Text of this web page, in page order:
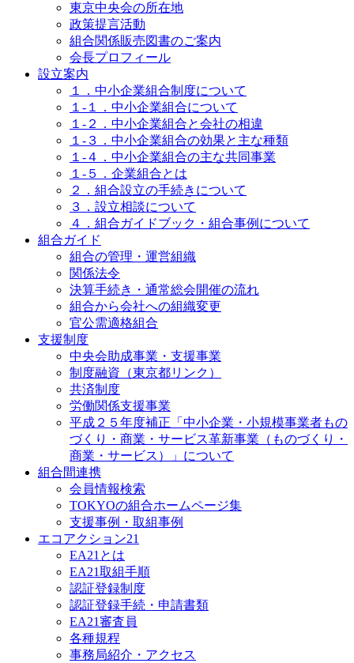
東京中央会の所在地
政策提言活動
組合関係販売図書のご案内
会長プロフィール
設立案内
１．中小企業組合制度について
１-１．中小企業組合について
１-２．中小企業組合と会社の相違
１-３．中小企業組合の効果と主な種類
１-４．中小企業組合の主な共同事業
１-５．企業組合とは
２．組合設立の手続きについて
３．設立相談について
４．組合ガイドブック・組合事例について
組合ガイド
組合の管理・運営組織
関係法令
決算手続き・通常総会開催の流れ
組合から会社への組織変更
官公需適格組合
支援制度
中央会助成事業・支援事業
制度融資（東京都リンク）
共済制度
労働関係支援事業
平成２５年度補正「中小企業・小規模事業者もの
づくり・商業・サービス革新事業（ものづくり・
商業・サービス）」について
組合間連携
会員情報検索
TOKYOの組合ホームページ集
支援事例・取組事例
エコアクション21
EA21とは
EA21取組手順
認証登録制度
認証登録手続・申請書類
EA21審査員
各種規程
事務局紹介・アクセス